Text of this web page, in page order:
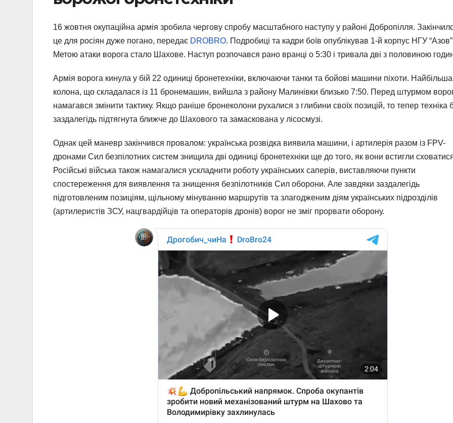
16 жовтня окупаційна армія зробила чергову спробу масштабного наступу у районі Добропілля.
це для росіян дуже погано, передає DROBRO. Подробиці та кадри боїв опублікував 1-й корпус НГУ
Метою атаки ворога стало Шахове. Наступ розпочався рано вранці о 5:30 і тривала дві з половиною
Армія ворога кинула у бій 22 одиниці бронетехніки, включаючи танки та бойові машини піхоти. Найбільша
колона, що складалася із 11 бронемашин, вийшла з району Малинівки близько 7:50. Перед штурмом
намагався змінити тактику. Якщо раніше бронеколони рухалися з глибини своїх позицій, то тепер техніка
заздалегідь підтягнута ближче до Шахового та замаскована у лісосмузі.
Однак цей маневр закінчився провалом: українська розвідка виявила машини, і артилерія разом із FPV-
дронами Сил безпілотних систем знищила дві одиниці бронетехніки ще до того, як вони встигли
Російські війська також намагалися ускладнити роботу українських саперів, виставляючи пункти
спостереження для виявлення та знищення безпілотників Сил оборони. Але завдяки заздалегідь
підготовленим позиціям, щільному мінуванню маршрутів та злагодженим діям українських підрозділів
(артилеристів ЗСУ, нацгвардійців та операторів дронів) ворог не зміг прорвати оборону.